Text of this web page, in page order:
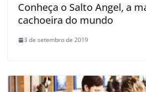
Conheça o Salto Angel, a
cachoeira do mundo
3 de setembro de 2019